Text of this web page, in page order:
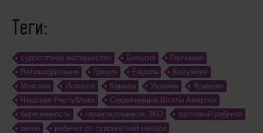
Теги:
cуррогатное материнство Бельгия
Германия
Великобритания
Греция Европа
Колумбия
Мексика
Испания Канада Украина
Франция
Чешская Республика
Соединенные Штаты Америки
беременность
гарантированное ЭКО
здоровый ребенок
закон
ребенок от суррогатной матери